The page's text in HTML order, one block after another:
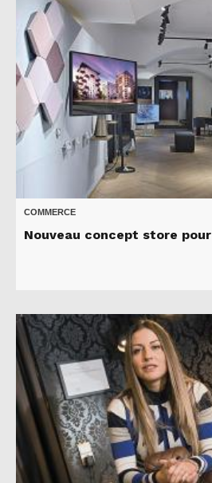
COMMERCE
Nouveau concept store